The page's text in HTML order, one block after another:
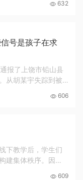
过程...
632
号是孩子在求
报了上饶市铅山县
从胡某宇失踪到被
，...
606
下教学后，学生们
建集体秩序。因
609